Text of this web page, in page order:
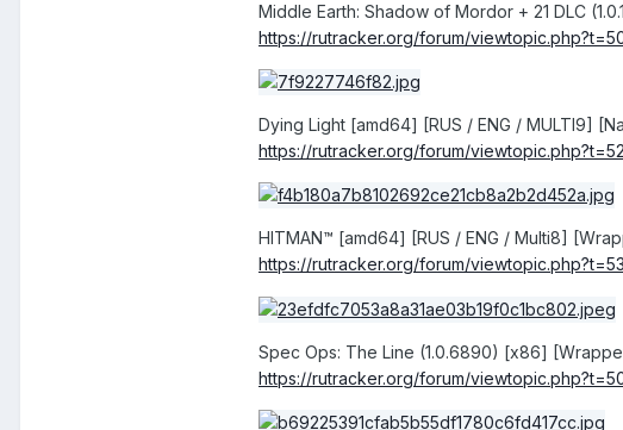
Middle Earth: Shadow of Mordor + 21 DLC
https://rutracker.org/forum/viewtopic.php?t=
Dying Light [amd64] [RUS / ENG / MULTI9]
https://rutracker.org/forum/viewtopic.php?t=
HITMAN™ [amd64] [RUS / ENG / Multi8]
https://rutracker.org/forum/viewtopic.php?t=
Spec Ops: The Line (1.0.6890) [x86]
https://rutracker.org/forum/viewtopic.php?t=